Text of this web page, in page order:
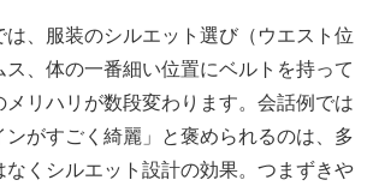
は、服装のシルエット選び（ウエスト位
、体の一番細い位置にベルトを持って
メリハリが数段変わります。会話例では
ンがすごく綺麗」と褒められるのは、多
なくシルエット設計の効果。つまずきや